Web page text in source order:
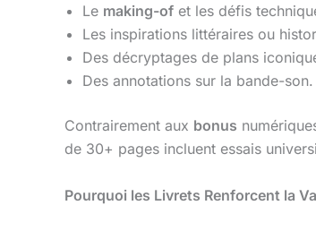
Le making-of et les défis
Les inspirations littéraires ou
Des décryptages de plans
Des annotations sur la bande-son.
Contrairement aux bonus
de 30+ pages incluent essais
Pourquoi les Livrets Renforcent la